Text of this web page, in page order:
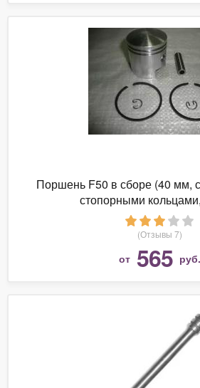
Поршень F50 в сборе (40 мм,
стопорными
(Отзывы 7)
от 565 руб.